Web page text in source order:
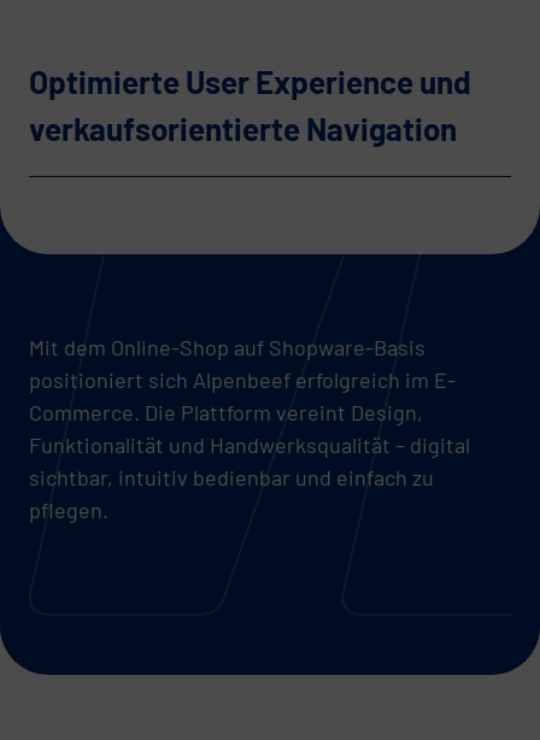
Optimierte User Experience und
verkaufsorientierte Navigation
Mit dem Online-Shop auf Shopware-Basis
positioniert sich Alpenbeef erfolgreich im E-
Commerce. Die Plattform vereint Design,
Funktionalität und Handwerksqualität – digital
sichtbar, intuitiv bedienbar und einfach zu
pflegen.